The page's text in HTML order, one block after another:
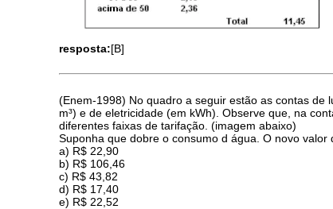
resposta:[B]
(Enem-1998) No quadro a seguir estão as contas de
m³) e de eletricidade (em kWh). Observe que, na
diferentes faixas de tarifação. (imagem abaixo)
Suponha que dobre o consumo d água. O novo valor
a) R$ 22,90
b) R$ 106,46
c) R$ 43,82
d) R$ 17,40
e) R$ 22,52